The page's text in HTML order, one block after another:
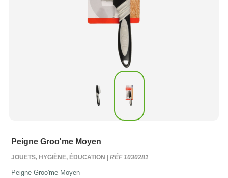
Peigne Groo'me Moyen
JOUETS, HYGIÈNE, ÉDUCATION | RÉF 1030281
Peigne Groo'me Moyen